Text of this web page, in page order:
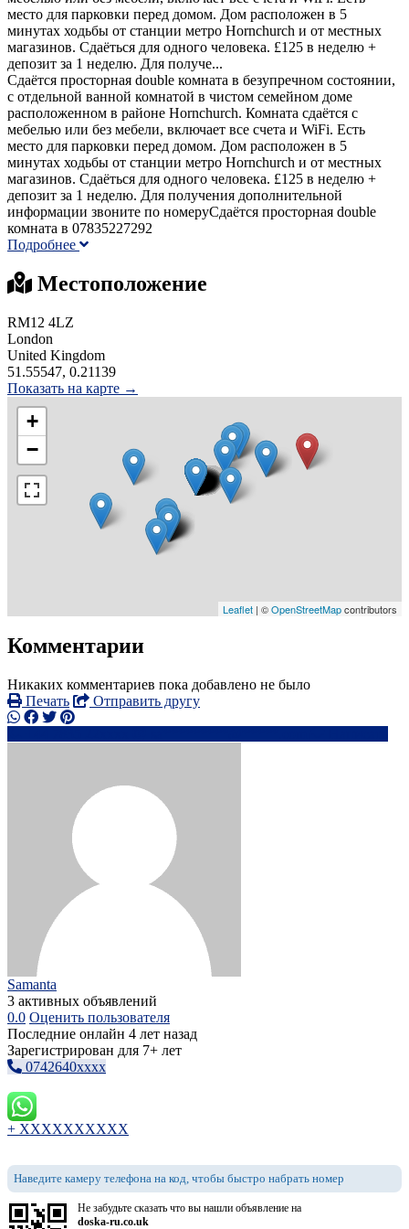
место для парковки перед домом. Дом расположен в 5
минутах ходьбы от станции метро Hornchurch и от местных
магазинов. Сдаёться для одного человека. £125 в неделю +
депозит за 1 неделю. Для получе...
Сдаётся просторная double комната в безупречном состоянии,
с отдельной ванной комнатой в чистом семейном доме
расположенном в районе Hornchurch. Комната сдаётся с
мебелью или без мебели, включает все счета и WiFi. Есть
место для парковки перед домом. Дом расположен в 5
минутах ходьбы от станции метро Hornchurch и от местных
магазинов. Сдаёться для одного человека. £125 в неделю +
депозит за 1 неделю. Для получения дополнительной
информации звоните по номеруСдаётся просторная double
комната в 07835227292
Подробнее
Местоположение
RM12 4LZ
London
United Kingdom
51.55547, 0.21139
Показать на карте →
+
−
Leaflet | ©OpenStreetMapcontributors
Комментарии
Никаких комментариев пока добавлено не было
Печать
Отправить другу
Samanta
3 активных объявлений
0.0 Оценить пользователя
Последние онлайн 4 лет назад
Зарегистрирован для 7+ лет
0742640xxxx
+ XXXXXXXXXX
Наведите камеру телефона на код, чтобы быстро набрать номер
Не забудьте сказать что вы нашли объявление на
doska-ru.co.uk